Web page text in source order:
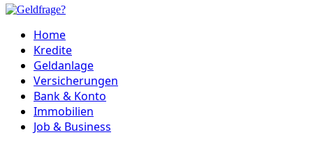
Home
Kredite
Geldanlage
Versicherungen
Bank & Konto
Immobilien
Job & Business